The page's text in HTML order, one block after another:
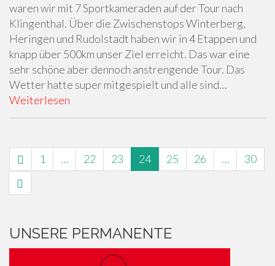
waren wir mit 7 Sportkameraden auf der Tour nach
Klingenthal. Über die Zwischenstops Winterberg,
Heringen und Rudolstadt haben wir in 4 Etappen und
knapp über 500km unser Ziel erreicht. Das war eine
sehr schöne aber dennoch anstrengende Tour. Das
Wetter hatte super mitgespielt und alle sind…
Weiterlesen
SEITENNAVIGATION
1 … 22 23 24 25 26 … 30
UNSERE PERMANENTE